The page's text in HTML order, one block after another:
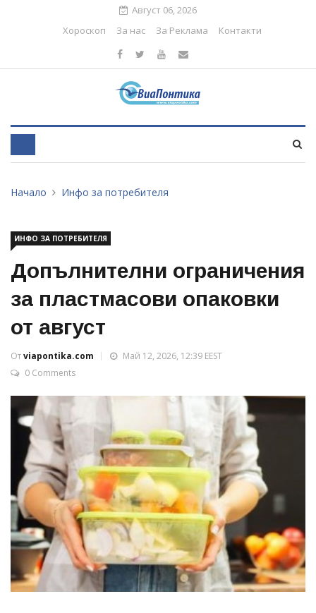
Август 06, 2026
Хороскоп
За нас За Реклама Контакти
Начало Инфо за потребителя
ИНФО ЗА ПОТРЕБИТЕЛЯ
Допълнителни ограничения
за пластмасови опаковки
от август
Отviapontika.com
Май 12, 2026, 12:39 EEST
0 Comments